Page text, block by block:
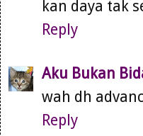
kan daya tak
Reply
Aku Bukan
wah dh
Reply